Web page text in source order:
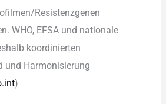
Resistenzgenen
WHO, EFSA u‬nd nationale
koordinierten
u‬nd Harmonisierung
)